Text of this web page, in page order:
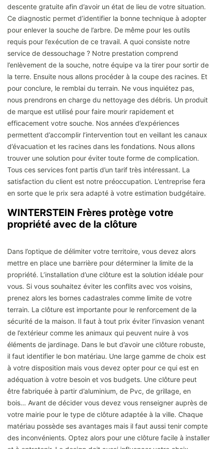
descente gratuite afin d’avoir un état de lieu de votre situation.
Ce diagnostic permet d’identifier la bonne technique à adopter
pour enlever la souche de l’arbre. De même pour les outils
requis pour l’exécution de ce travail. A quoi consiste notre
service de dessouchage ? Notre prestation comprend
l’enlèvement de la souche, notre équipe va la tirer pour sortir de
la terre. Ensuite nous allons procéder à la coupe des racines. Et
pour conclure, le remblai du terrain. Ne vous inquiétez pas,
nous prendrons en charge du nettoyage des débris. Un produit
de marque est utilisé pour faire mourir rapidement et
efficacement votre souche. Nos années d’expériences
permettent d’accomplir l’intervention tout en veillant les canaux
d’évacuation et les racines dans les fondations. Nous allons
trouver une solution pour éviter toute forme de complication.
Tous ces services font partis d’un tarif très intéressant. La
satisfaction du client est notre préoccupation. L’entreprise fera
en sorte que le prix sera adapté à votre estimation budgétaire.
WINTERSTEIN Frères protège votre
propriété avec de la clôture
Dans l’optique de délimiter votre territoire, vous devez alors
mettre en place une barrière pour déterminer la limite de la
propriété. L’installation d’une clôture est la solution idéale pour
vous. Si vous souhaitez éviter les conflits avec vos voisins,
prenez alors les bornes cadastrales comme limite de votre
terrain. La clôture est importante pour le renforcement de la
sécurité de la maison. Il faut à tout prix éviter l’invasion venant
de l’extérieur comme les animaux qui peuvent nuire à vos
éléments de jardinage. Dans le but d’avoir une clôture robuste,
il faut identifier le bon matériau. Une large gamme de choix est
à votre disposition mais vous devez opter pour ce qui est en
adéquation à votre besoin et vos budgets. Une clôture peut
être fabriquée à partir d’aluminium, de Pvc, de grillage, en
bois… Avant de décider vous devez vous renseigner auprès de
votre mairie pour le type de clôture adaptée à la ville. Chaque
matériau possède ses avantages mais il faut aussi tenir compte
des inconvénients. Optez alors pour une clôture facile à installer